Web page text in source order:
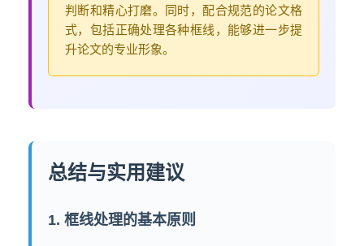
判断和精心打磨。同时，配合规范的论文格
式，包括正确处理各种框线，能够进一步提
升论文的专业形象。
总结与实用建议
1. 框线处理的基本原则